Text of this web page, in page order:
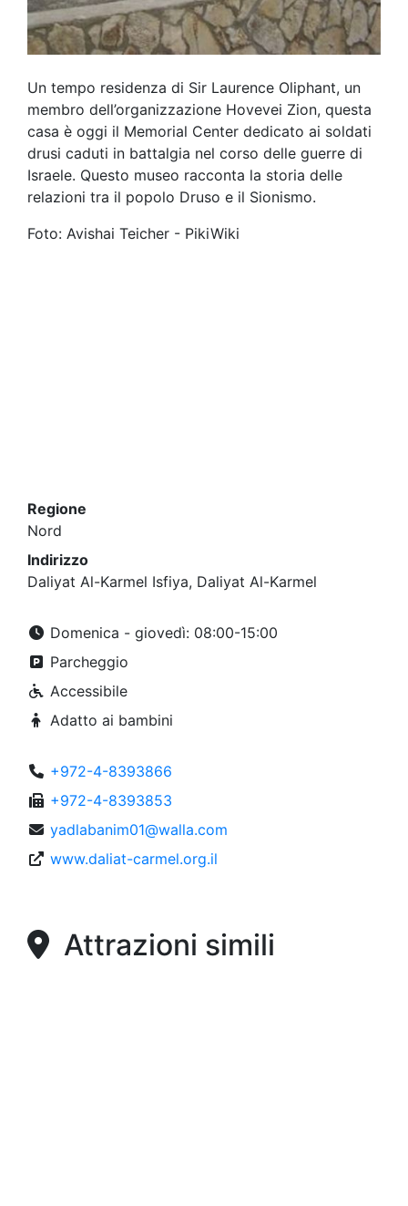
Un tempo residenza di Sir Laurence Oliphant, un
membro dell’organizzazione Hovevei Zion, questa
casa è oggi il Memorial Center dedicato ai soldati
drusi caduti in battalgia nel corso delle guerre di
Israele. Questo museo racconta la storia delle
relazioni tra il popolo Druso e il Sionismo.
Foto: Avishai Teicher - PikiWiki
Regione
Nord
Indirizzo
Daliyat Al-Karmel Isfiya, Daliyat Al-Karmel
Domenica - giovedì: 08:00-15:00
Parcheggio
Accessibile
Adatto ai bambini
+972-4-8393866
+972-4-8393853
yadlabanim01@walla.com
www.daliat-carmel.org.il
Attrazioni simili